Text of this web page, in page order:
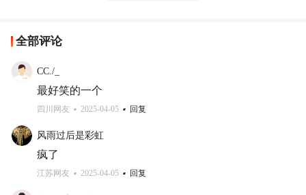
全部评论
CC./_
最好笑的一个
四川网友 2025-04-05 回复
风雨过后是彩虹
疯了
江苏网友 2025-04-05 回复